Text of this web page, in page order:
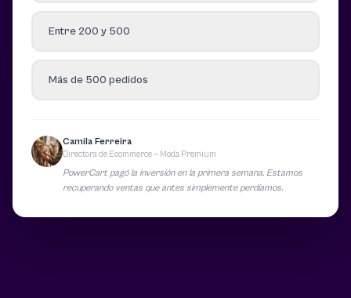
Entre 200 y 500
Más de 500 pedidos
Camila Ferreira
Directora de Ecommerce — Moda Premium
PowerCart pagó la inversión en la primera semana. Estamos
recuperando ventas que antes simplemente perdíamos.